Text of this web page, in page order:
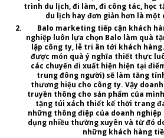
trình du lịch, đi làm, đi công tác, học
du lịch hay đơn giản hơn là
Balo marketing tiếp cận khách
nghiệp luôn lựa chọn Balo làm quà
lập công ty, lễ tri ân tới khách
được món quà ý nghĩa thiết thực
các chuyến đi xuất hiện hiện tại
trung đông người) sẽ làm tăng
thương hiệu cho công ty. Vậy
truyền thông cho sản phẩm của
tặng túi xách thiết kế thời trang
những thông điệp của doanh
dụng nhiều thường xuyên và từ đó
những khách hàng